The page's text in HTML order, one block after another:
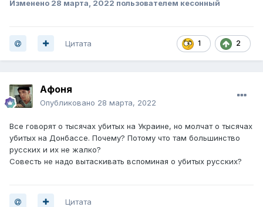
Изменено 28 марта, 2022 пользователем кесонный
1 2
Цитата
Афоня
Опубликовано 28 марта, 2022
Все говорят о тысячах убитых на Украине, но молчат о тысячах
убитых на Донбассе. Почему? Потому что там большинство
русских и их не жалко?
Совесть не надо вытаскивать вспоминая о убитых русских?
Цитата